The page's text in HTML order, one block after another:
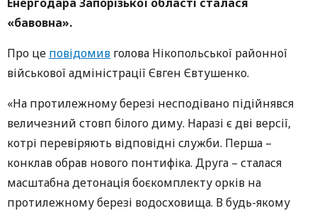
«бавовна».
Про це повідомив голова Нікопольської районної
військової адміністрації Євген Євтушенко.
«На протилежному березі несподівано підійнявся
величезний стовп білого диму. Наразі є дві версії,
котрі перевіряють відповідні служби. Перша –
конклав обрав нового понтифіка. Друга – сталася
масштабна детонація боєкомплекту орків на
протилежному березі водосховища. В будь-якому